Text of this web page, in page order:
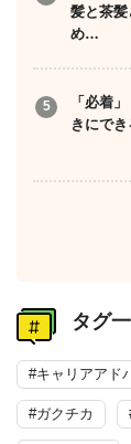
髪と茶
め…
「必着
きにで
タグ
#キャリアアド
#ガクチカ